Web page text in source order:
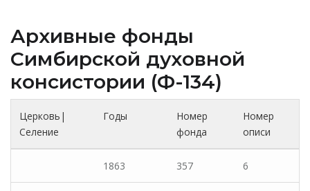
Архивные фонды
Cимбирской духовной
консистории (Ф-134)
Церковь|
Селение
Годы
Номер
фонда
Номер
описи
1863 357 6